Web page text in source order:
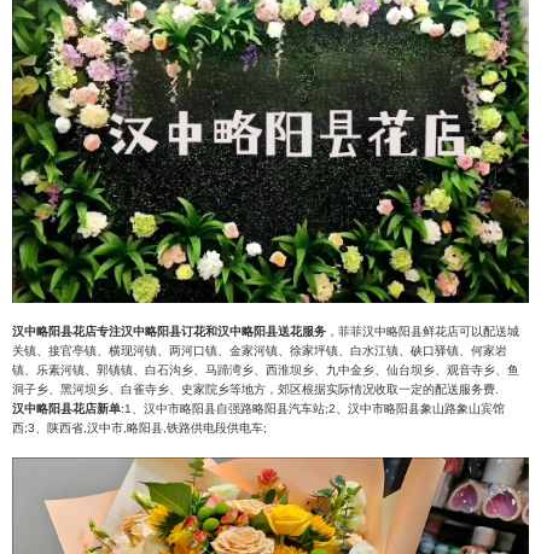
汉中略阳县花店专注汉中略阳县订花和汉中略阳县送花服务 ，菲菲汉中略阳县鲜花店可以配送城
关镇、接官亭镇、横现河镇、两河口镇、金家河镇、徐家坪镇、白水江镇、硖口驿镇、何家岩
镇、乐素河镇、郭镇镇、白石沟乡、马蹄湾乡、西淮坝乡、九中金乡、仙台坝乡、观音寺乡、鱼
洞子乡、黑河坝乡、白雀寺乡、史家院乡等地方，郊区根据实际情况收取一定的配送服务费.
汉中略阳县花店新单:1、汉中市略阳县自强路略阳县汽车站;2、汉中市略阳县象山路象山宾馆
西;3、陕西省,汉中市,略阳县,铁路供电段供电车;